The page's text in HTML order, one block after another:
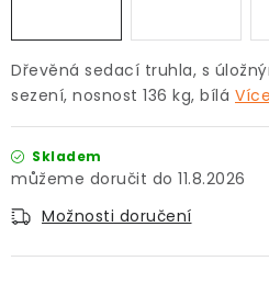
Dřevěná sedací truhla, s
sezení, nosnost 136 kg, bílá
Skladem
11.8.2026
Možnosti doručení